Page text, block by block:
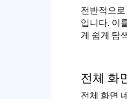
전반적으
입니다. 이
게 쉽게 탐
전체 화
전체 화면